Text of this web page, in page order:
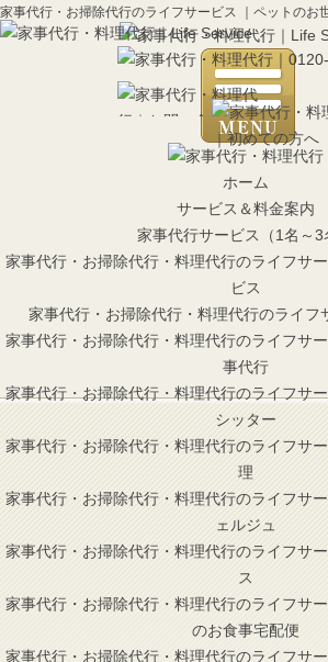
家事代行・お掃除代行のライフサービス ｜ペットのお
ホーム
サービス＆料金案内
家事代行サービス（1名～3
家事代行・お掃除代行・料理代行のライフサ
ビス
家事代行・お掃除代行・料理代行のライフ
家事代行・お掃除代行・料理代行のライフサ
事代行
家事代行・お掃除代行・料理代行のライフサ
シッター
家事代行・お掃除代行・料理代行のライフサ
理
家事代行・お掃除代行・料理代行のライフサ
ェルジュ
家事代行・お掃除代行・料理代行のライフサ
ス
家事代行・お掃除代行・料理代行のライフサ
のお食事宅配便
家事代行・お掃除代行・料理代行のライフサ